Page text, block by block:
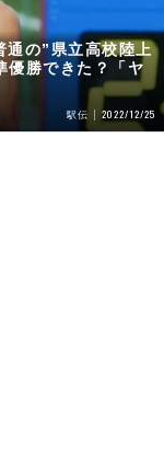
通の”県立高校陸上
勝できた？「ヤ
駅伝 2022/12/25